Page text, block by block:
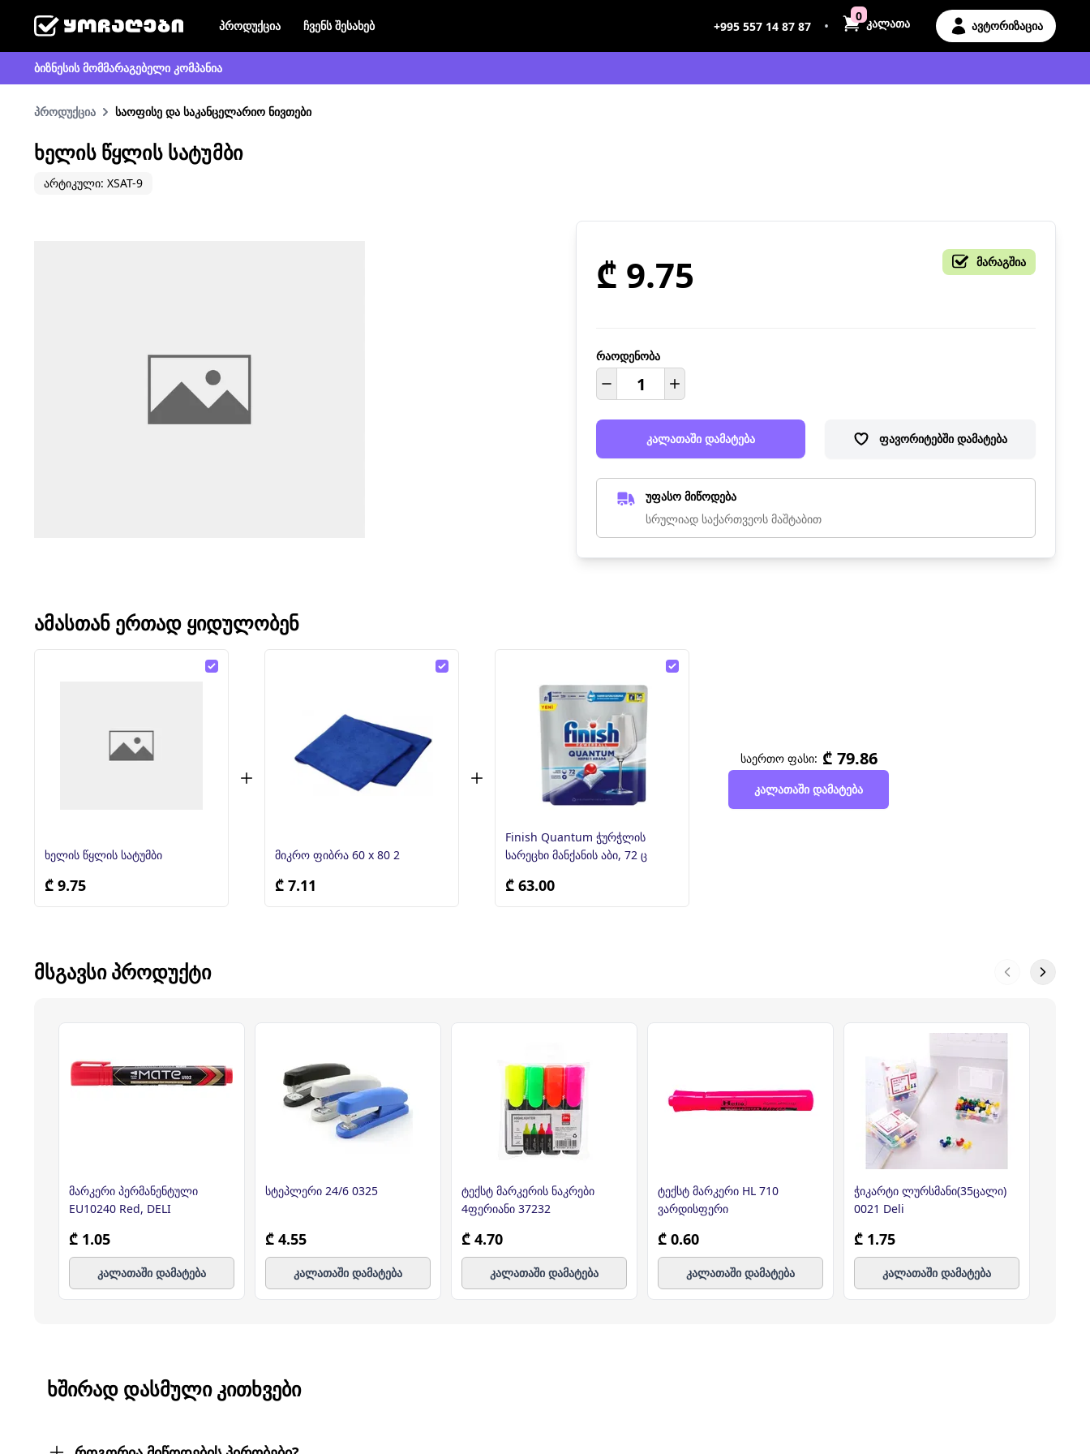
პროდუქცია ჩვენს შესახებ +995 557 14 87 87 •
0 კალათა ავტორიზაცია
ბიზნესის მომმარაგებელი კომპანია
პროდუქცია საოფისე და საკანცელარიო ნივთები
ᲮᲔᲚᲘᲡ ᲬᲧᲚᲘᲡ ᲡᲐᲢᲣᲛᲑᲘ
არტიკული: XSAT-9
₾ 9.75 მარაგშია
რაოდენობა
კალათაში დამატება ფავორიტებში დამატება
უფასო მიწოდება
სრულიად საქართვეოს მაშტაბით
ᲐᲛᲐᲡᲗᲐᲜ ᲔᲠᲗᲐᲓ ᲧᲘᲓᲣᲚᲝᲑᲔᲜ
ხელის წყლის სატუმბი
₾ 9.75
მიკრო ფიბრა 60 x 80 2
₾ 7.11
Finish Quantum ჭურჭლის
სარეცხი მანქანის აბი, 72 ც
₾ 63.00
საერთო ფასი: ₾ 79.86
კალათაში დამატება
ᲛᲡᲒᲐᲕᲡᲘ ᲞᲠᲝᲓᲣᲥᲢᲘ
მარკერი პერმანენტული
EU10240 Red, DELI
₾ 1.05
კალათაში დამატება
სტეპლერი 24/6 0325
₾ 4.55
კალათაში დამატება
ტექსტ მარკერის ნაკრები
4ფერიანი 37232
₾ 4.70
კალათაში დამატება
ტექსტ მარკერი HL 710
ვარდისფერი
₾ 0.60
კალათაში დამატება
ჭიკარტი ლურსმანი(35ცალი)
0021 Deli
₾ 1.75
კალათაში დამატება
ᲮᲨᲘᲠᲐᲓ ᲓᲐᲡᲛᲣᲚᲘ ᲙᲘᲗᲮᲕᲔᲑᲘ